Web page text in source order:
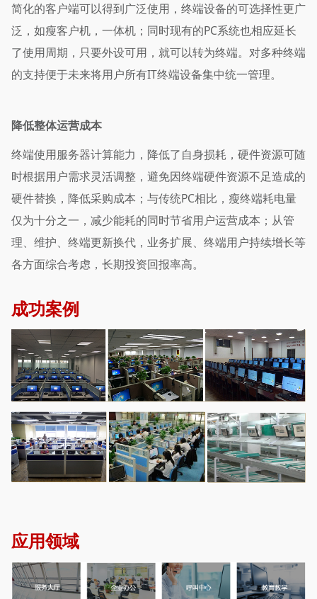
简化的客户端可以得到广泛使用，终端设备的可选择性更广
泛，如瘦客户机，一体机；同时现有的PC系统也相应延长
了使用周期，只要外设可用，就可以转为终端。对多种终端
的支持便于未来将用户所有IT终端设备集中统一管理。
降低整体运营成本
终端使用服务器计算能力，降低了自身损耗，硬件资源可随
时根据用户需求灵活调整，避免因终端硬件资源不足造成的
硬件替换，降低采购成本；与传统PC相比，瘦终端耗电量
仅为十分之一，减少能耗的同时节省用户运营成本；从管
理、维护、终端更新换代，业务扩展、终端用户持续增长等
各方面综合考虑，长期投资回报率高。
成功案例
应用领域